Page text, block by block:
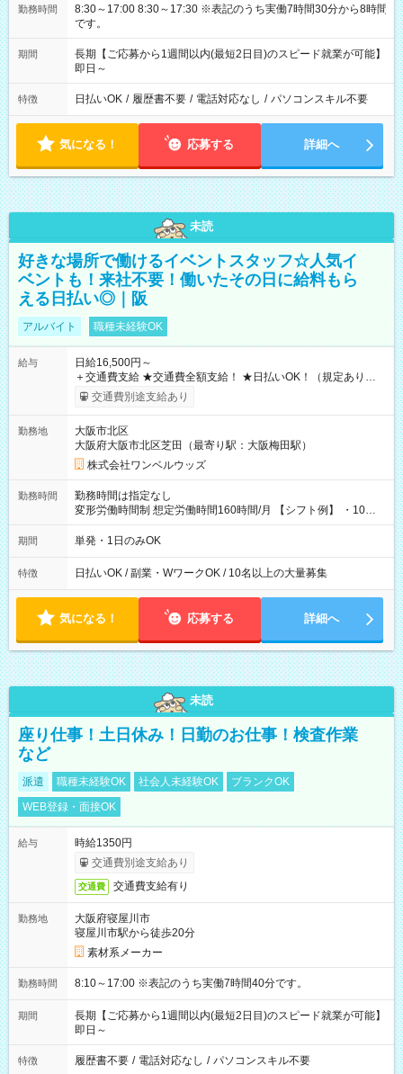
勤務時間
8:30～17:00 8:30～17:30 ※表記のうち実働7時間30分から8時間
です。
期間
長期【ご応募から1週間以内(最短2日目)のスピード就業が可能】
即日～
特徴 日払いOK / 履歴書不要 / 電話対応なし / パソコンスキル不要
気になる！ 応募する 詳細へ
未読
好きな場所で働けるイベントスタッフ☆人気イ
ベントも！来社不要！働いたその日に給料もら
える日払い◎｜阪
アルバイト 職種未経験OK
給与
日給16,500円～
＋交通費支給 ★交通費全額支給！ ★日払いOK！（規定あり） ┗
働いたその日に現金GET♪ お仕事後はコンビニATMから 日払
交通費別途支給あり
勤務地
大阪市北区
大阪府大阪市北区芝田（最寄り駅：大阪梅田駅）
株式会社ワンベルウッズ
勤務時間
勤務時間は指定なし
変形労働時間制 想定労働時間160時間/月 【シフト例】 ・10：
00～20：00
期間 単発・1日のみOK
特徴 日払いOK / 副業・WワークOK / 10名以上の大量募集
気になる！ 応募する 詳細へ
未読
座り仕事！土日休み！日勤のお仕事！検査作業
など
派遣 職種未経験OK 社会人未経験OK
ブランクOK
WEB登録・面接OK
給与
時給1350円
交通費別途支給あり
交通費 交通費支給有り
勤務地
大阪府寝屋川市
寝屋川市駅から徒歩20分
素材系メーカー
勤務時間 8:10～17:00 ※表記のうち実働7時間40分です。
期間
長期【ご応募から1週間以内(最短2日目)のスピード就業が可能】
即日～
特徴 履歴書不要 / 電話対応なし / パソコンスキル不要